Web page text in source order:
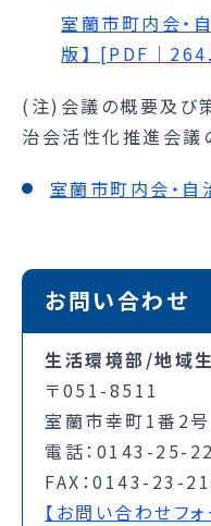
室蘭市町内会・
版】 [PDF｜
(注)会議の概要及び
治会活性化推進会議
室蘭市町内会・
お問い合わせ
生活環境部/地域
〒051-8511
室蘭市幸町1番2号
電話：0143-25-
FAX：0143-23-
【お問い合わせフォ